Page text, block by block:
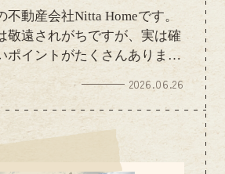
動産会社Nitta Homeです。
敬遠されがちですが、実は確
ポイントがたくさんありま
心配はないか ✔️ ベランダの
路の水たまり ✔️ 室内の湿気
音の聞こえ方 晴れの日だけ
ことも確認できるので、安心
屋選びにつながります 気に
2026.06.26